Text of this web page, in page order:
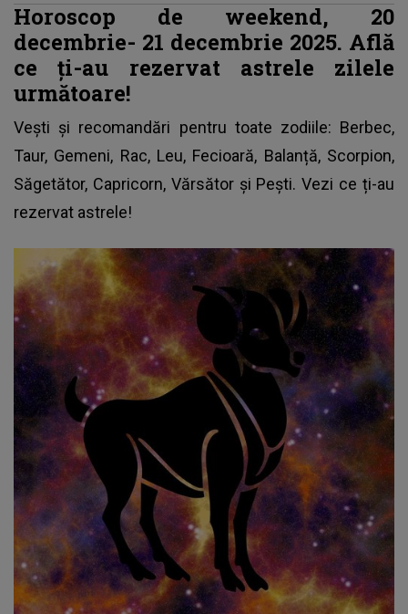
Horoscop de weekend, 20
decembrie- 21 decembrie 2025. Află
ce ți-au rezervat astrele zilele
următoare!
Vești și recomandări pentru toate zodiile: Berbec,
Taur, Gemeni, Rac, Leu, Fecioară, Balanță, Scorpion,
Săgetător, Capricorn, Vărsător și Pești. Vezi ce ți-au
rezervat astrele!